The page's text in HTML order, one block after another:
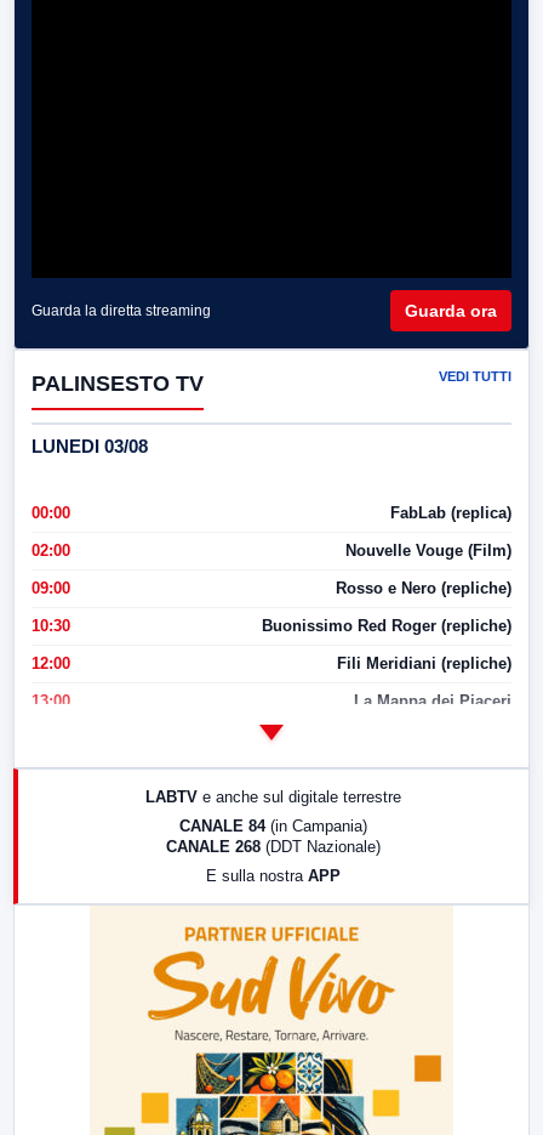
Guarda la diretta streaming Guarda ora
PALINSESTO TV VEDI TUTTI
LUNEDI 03/08
00:00 FabLab (replica)
02:00 Nouvelle Vouge (Film)
09:00 Rosso e Nero (repliche)
10:30 Buonissimo Red Roger (repliche)
12:00 Fili Meridiani (repliche)
13:00 La Mappa dei Piaceri
LABTV e anche sul digitale terrestre
CANALE 84 (in Campania)
CANALE 268 (DDT Nazionale)
E sulla nostra APP